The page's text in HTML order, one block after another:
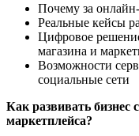
Почему за
Реальные кейсы
Цифровое
магазина и
Возможности
социальные сети
Как развивать
маркетплейса?